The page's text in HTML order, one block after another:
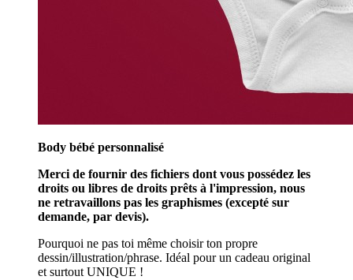
Body bébé personnalisé
Merci de fournir des fichiers dont vous possédez les
droits ou libres de droits prêts à l'impression, nous
ne retravaillons pas les graphismes (excepté sur
demande, par devis).
Pourquoi ne pas toi même choisir ton propre
dessin/illustration/phrase. Idéal pour un cadeau original
et surtout UNIQUE !